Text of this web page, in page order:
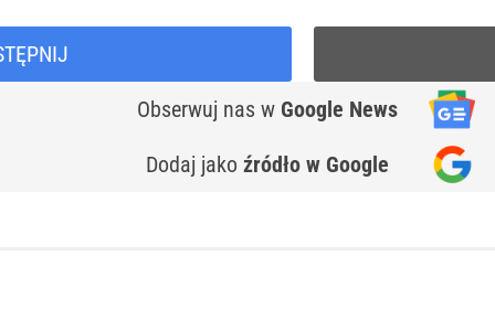
Obserwuj nas w Google News
Dodaj jako źródło w Google